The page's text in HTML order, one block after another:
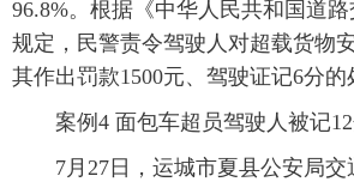
96.8%。根据《中华人民共和国道
规定，民警责令驾驶人对超载货物
其作出罚款1500元、驾驶证记6分的
案例4 面包车超员驾驶人被记
7月27日，运城市夏县公安局交